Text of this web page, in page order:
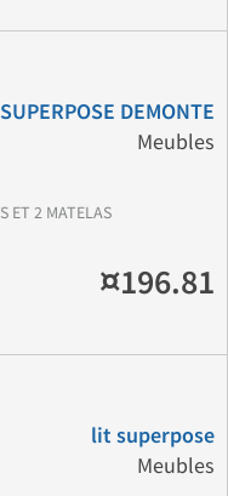
DEMONTE
Meubles
ET 2 MATELAS
¤196.81
lit superpose
Meubles